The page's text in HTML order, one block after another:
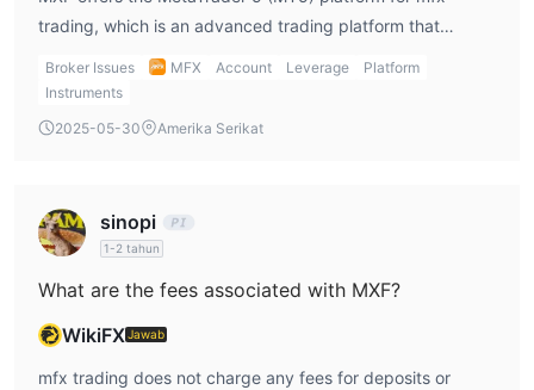
trading, which is an advanced trading platform that
supports a wide range of financial instruments. It is
suitable for experienced traders and is available on
desktop, mobile, and web devices. MT4 is not available on
Broker Issues MFX Account Leverage
Platform
Instruments
2025-05-30
Amerika Serikat
sinopi
1-2 tahun
What are the fees associated with MXF?
WikiFXJawab
mfx trading does not charge any fees for deposits or